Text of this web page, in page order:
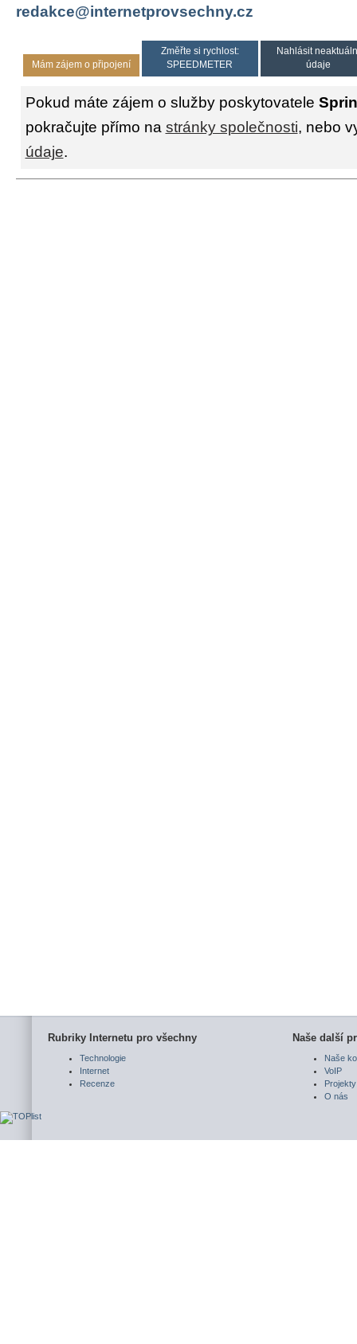
redakce@internetprovsechny.cz
Mám zájem o připojení
Změřte si rychlost:
SPEEDMETER
Nahlásit
údaje
Pokud máte zájem o služby poskytovatele
pokračujte přímo na stránky společnosti, nebo
údaje.
Rubriky Internetu pro všechny
Technologie
Internet
Recenze
Naše další
Naše
VoIP
Projekty
O nás